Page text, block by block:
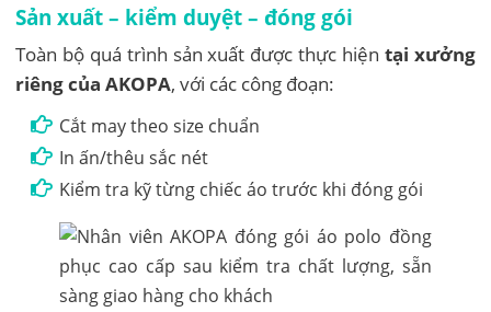
Sản xuất – kiểm duyệt – đóng gói
Toàn bộ quá trình sản xuất được thực hiện tại xưởng
riêng của AKOPA, với các công đoạn:
Cắt may theo size chuẩn
In ấn/thêu sắc nét
Kiểm tra kỹ từng chiếc áo trước khi đóng gói